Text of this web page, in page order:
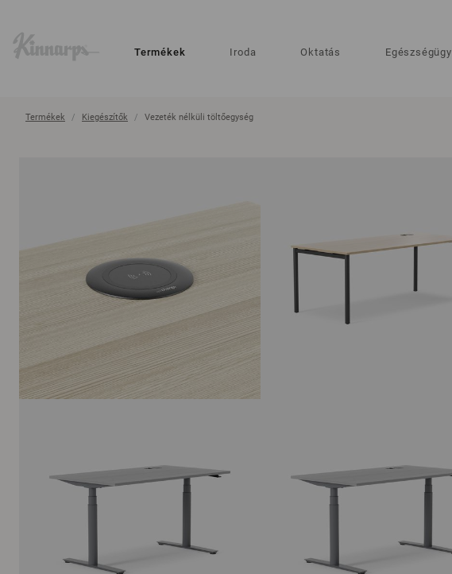
Termékek Iroda Oktatás Egészségügy
Termékek Kiegészítők Vezeték nélküli töltőegység